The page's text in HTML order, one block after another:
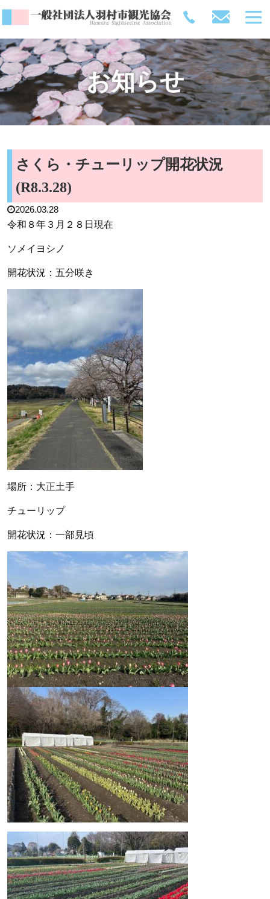
お知らせ
さくら・チューリップ開花状況
(R8.3.28)
2026.03.28
令和８年３月２８日現在
ソメイヨシノ
開花状況：五分咲き
場所：大正土手
チューリップ
開花状況：一部見頃